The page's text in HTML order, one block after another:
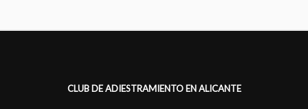
CLUB DE ADIESTRAMIENTO EN ALICANTE